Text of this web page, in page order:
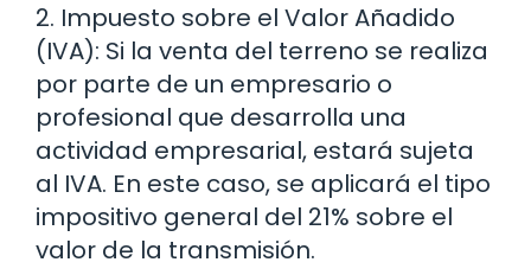
2. Impuesto sobre el Valor Añadido
(IVA): Si la venta del terreno se realiza
por parte de un empresario o
profesional que desarrolla una
actividad empresarial, estará sujeta
al IVA. En este caso, se aplicará el tipo
impositivo general del 21% sobre el
valor de la transmisión.